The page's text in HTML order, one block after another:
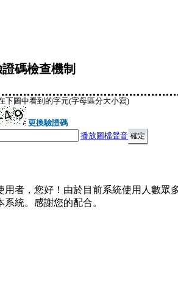
碼檢查機制
下圖中看到的字元(字母區分大小寫)
更換驗證碼
播放圖檔聲音
用者，您好！由於目前系統使用人數眾
系統。感謝您的配合。